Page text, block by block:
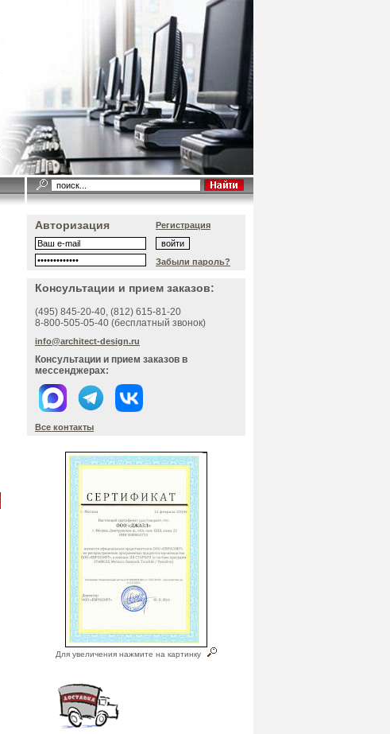
Авторизация Регистрация
Забыли пароль?
Консультации и прием заказов:
(495) 845-20-40, (812) 615-81-20
8-800-505-05-40 (бесплатный звонок)
info@architect-design.ru
Консультации и прием заказов в
мессенджерах:
Все контакты
Для увеличения нажмите на картинку